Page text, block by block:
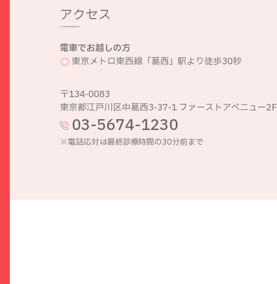
アクセス
電車でお越しの方
東京メトロ東西線「葛西」駅より徒歩30秒
〒134-0083
東京都江戸川区中葛西3-37-1 ファーストアベニュー2F
03-5674-1230
※電話応対は最終診療時間の30分前まで